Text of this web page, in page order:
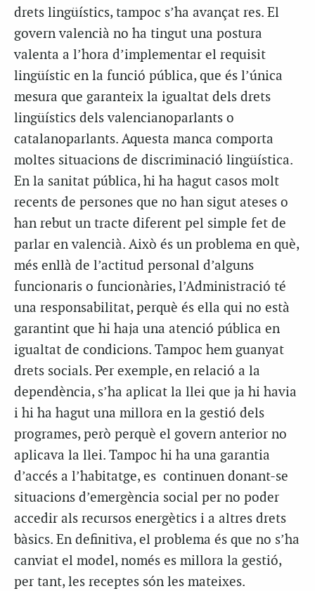
drets lingüístics, tampoc s’ha avançat res. El
govern valencià no ha tingut una postura
valenta a l’hora d’implementar el requisit
lingüístic en la funció pública, que és l’única
mesura que garanteix la igualtat dels drets
lingüístics dels valencianoparlants o
catalanoparlants. Aquesta manca comporta
moltes situacions de discriminació lingüística.
En la sanitat pública, hi ha hagut casos molt
recents de persones que no han sigut ateses o
han rebut un tracte diferent pel simple fet de
parlar en valencià. Això és un problema en què,
més enllà de l’actitud personal d’alguns
funcionaris o funcionàries, l’Administració té
una responsabilitat, perquè és ella qui no està
garantint que hi haja una atenció pública en
igualtat de condicions. Tampoc hem guanyat
drets socials. Per exemple, en relació a la
dependència, s’ha aplicat la llei que ja hi havia
i hi ha hagut una millora en la gestió dels
programes, però perquè el govern anterior no
aplicava la llei. Tampoc hi ha una garantia
d’accés a l’habitatge, es continuen donant-se
situacions d’emergència social per no poder
accedir als recursos energètics i a altres drets
bàsics. En definitiva, el problema és que no s’ha
canviat el model, només es millora la gestió,
per tant, les receptes són les mateixes.